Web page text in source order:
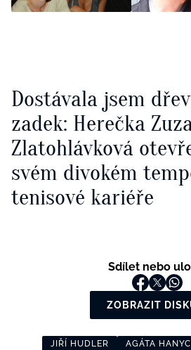
Dostávala jsem
zadek: Herečka
Zlatohlávková
svém divokém
tenisové kariéře
Sdílet nebo
ZOBRAZIT
JIŘÍ HUDLER AGÁTA